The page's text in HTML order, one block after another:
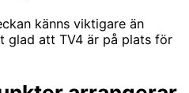
känns viktigare än
glad att TV4 är på plats för